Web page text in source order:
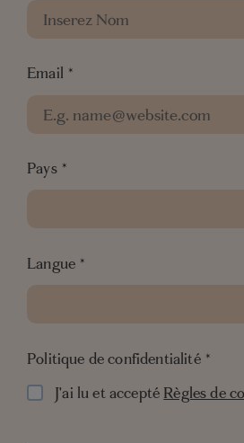
Email *
Pays *
Langue *
Politique de confidentialité *
J'ai lu et accepté Règles de